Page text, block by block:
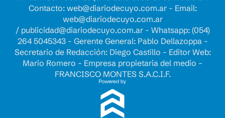
Contacto: web@diariodecuyo.com.ar- Email:
web@diariodecuyo.com.ar
/ publicidad@diariodecuyo.com.ar- Whatsapp: (054)
264 5045343 - Gerente General: Pablo Dellazoppa -
Secretario de Redacción: Diego Castillo - Editor Web:
Mario Romero - Empresa propietaria del medio -
FRANCISCO MONTES S.A.C.I.F.